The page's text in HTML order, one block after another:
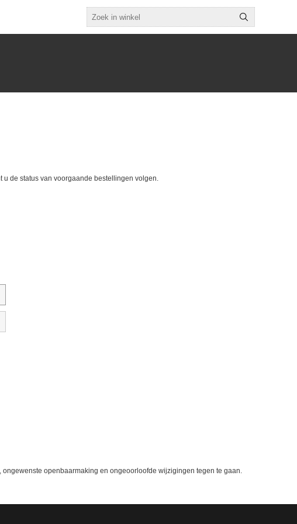
de status van voorgaande bestellingen volgen.
openbaarmaking en ongeoorloofde wijzigingen tegen te gaan.